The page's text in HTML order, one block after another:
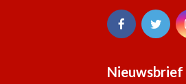
Nieuwsbrief